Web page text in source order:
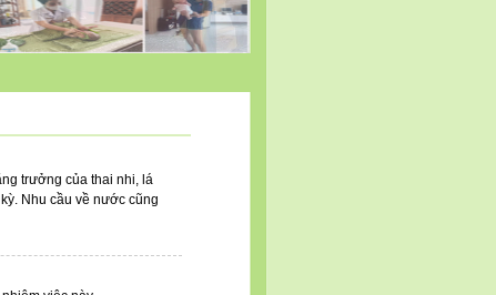
trưởng của thai nhi, lá
Nhu cầu về nước cũng